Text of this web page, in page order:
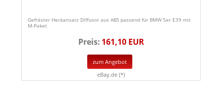
Gefräster Heckansatz Diffusor aus ABS passend für BMW 5er E39 mit
M-Paket
Preis: 161,10 EUR
zum Angebot
eBay.de (*)